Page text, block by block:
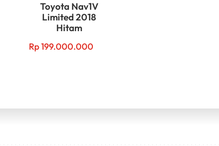
Toyota Nav1V
Limited 2018
Hitam
Rp199.000.000